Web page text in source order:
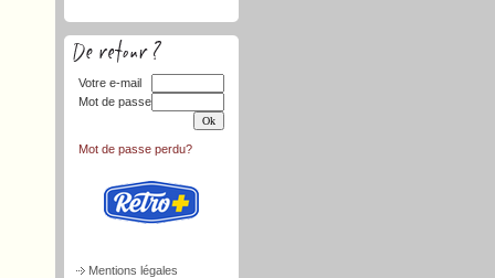
Votre e-mail
Mot de passe
Mot de passe perdu?
Mentions légales